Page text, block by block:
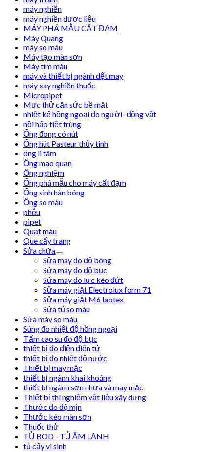
máy nghiền
máy nghiền dược liệu
MÁY PHÁ MẪU CẤT ĐẠM
Máy Quang
máy so màu
Máy tạo màn sơn
Máy tìm màu
máy và thiết bị ngành dệt may
máy xay nghiền thuốc
Micropipet
Mực thử căn sức bề mặt
nhiệt kế hồng ngoại đo người- động vật
nồi hấp tiệt trùng
Ống đong có nút
Ống hút Pasteur thủy tinh
ống li tâm
Ống mao quản
Ống nghiệm
Ống phá mẫu cho máy cất đạm
Ống sinh hàn bóng
Ống so màu
phễu
pipet
Quạt màu
Que cấy trang
Sửa chữa
Sửa máy đo độ bóng
Sửa máy đo độ bục
Sửa máy đo lực kéo đứt
Sửa máy giặt Electrolux form 71
Sửa máy giặt M6 labtex
Sửa tủ so màu
Sửa máy so màu
Súng đo nhiệt độ hồng ngoại
Tấm cao su đo độ bục
thiết bị đo điện điện tử
thiết bị đo nhiệt độ nước
Thiết bị may mặc
thiết bị ngành khai khoáng
thiết bị ngành sơn nhựa và may mặc
Thiết bị thí nghiệm vật liệu xây dựng
Thước đo độ mịn
Thước kéo màn sơn
Thuốc thử
TỦ BOD - TỦ ẤM LẠNH
tủ cấy vi sinh